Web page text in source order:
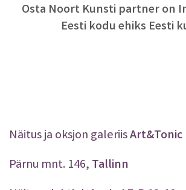
Osta Noort Kunsti partner on
Eesti kodu ehiks Eesti
Näitus ja oksjon galeriisArt&Tonic
Pärnu mnt. 146, Tallinn